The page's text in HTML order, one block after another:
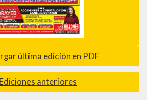
última edición en PDF
Ediciones anteriores